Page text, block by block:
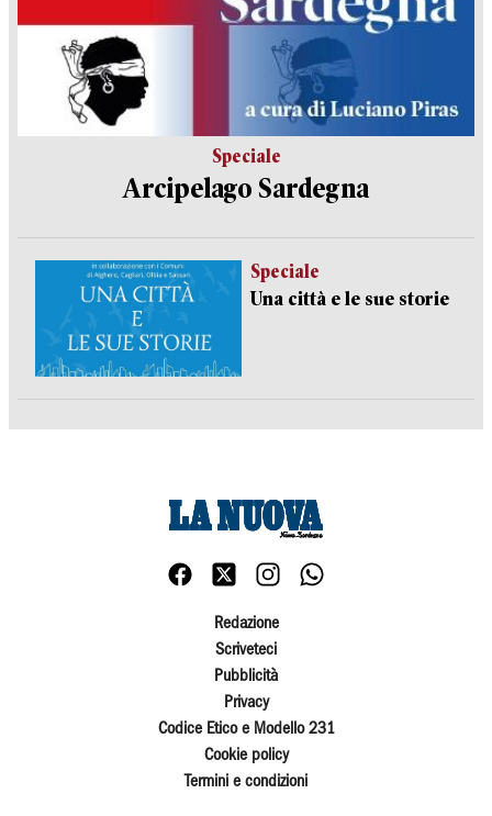
Speciale
Arcipelago Sardegna
Speciale
Una città e le sue storie
Redazione
Scriveteci
Pubblicità
Privacy
Codice Etico e Modello 231
Cookie policy
Termini e condizioni